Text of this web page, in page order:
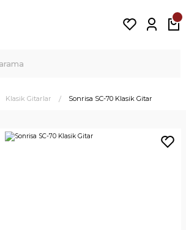
Klasik Gitarlar Sonrisa SC-70 Klasik Gitar